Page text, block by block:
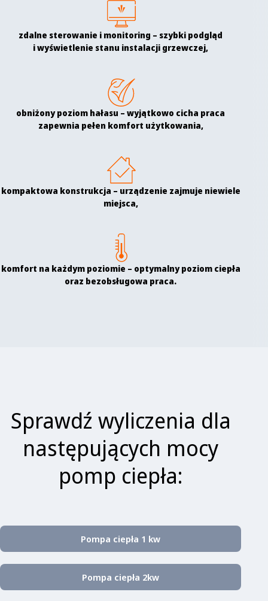
zdalne sterowanie i monitoring – szybki podgląd
i wyświetlenie stanu instalacji grzewczej,
obniżony poziom hałasu – wyjątkowo cicha praca
zapewnia pełen komfort użytkowania,
kompaktowa konstrukcja – urządzenie zajmuje niewiele
miejsca,
komfort na każdym poziomie – optymalny poziom ciepła
oraz bezobsługowa praca.
Sprawdź wyliczenia dla
następujących mocy
pomp ciepła:
Pompa ciepła 1 kw
Pompa ciepła 2kw